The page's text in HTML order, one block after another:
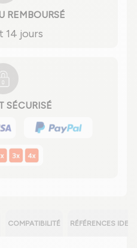
REMBOURSÉ
14 jours
SÉCURISÉ
COMPATIBILITÉ RÉFÉRENCES